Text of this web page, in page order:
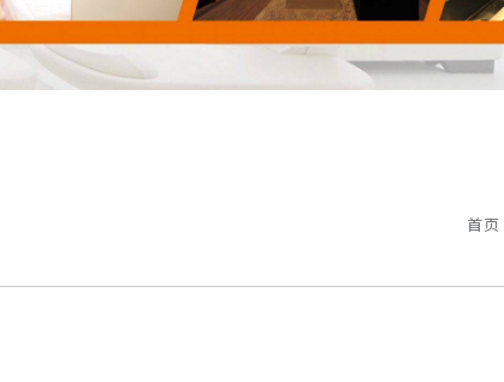
一路387号04-22590149，欢迎旧雨新知来店参观！
照明科技不仅照亮家园，更照顾您的双眼!
首页